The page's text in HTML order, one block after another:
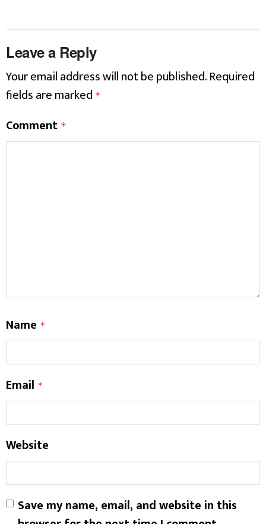
Leave a Reply
Your email address will not be published.Required
fields are marked *
Comment *
Name *
Email *
Website
Save my name, email, and website in this